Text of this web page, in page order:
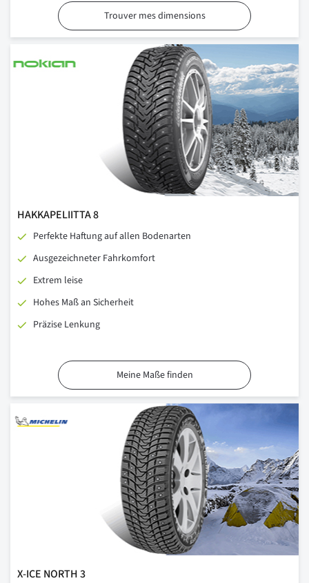
Trouver mes dimensions
HAKKAPELIITTA 8
Perfekte Haftung auf allen Bodenarten
Ausgezeichneter Fahrkomfort
Extrem leise
Hohes Maß an Sicherheit
Präzise Lenkung
Meine Maße finden
X-ICE NORTH 3